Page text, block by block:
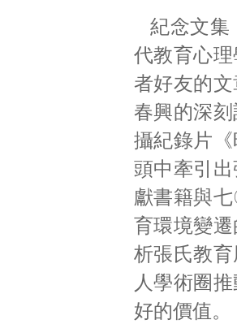
紀念文集
代教育心
者好友的
春興的深
攝紀錄片
頭中牽引
獻書籍與
育環境變
析張氏教
人學術圈
好的價值。